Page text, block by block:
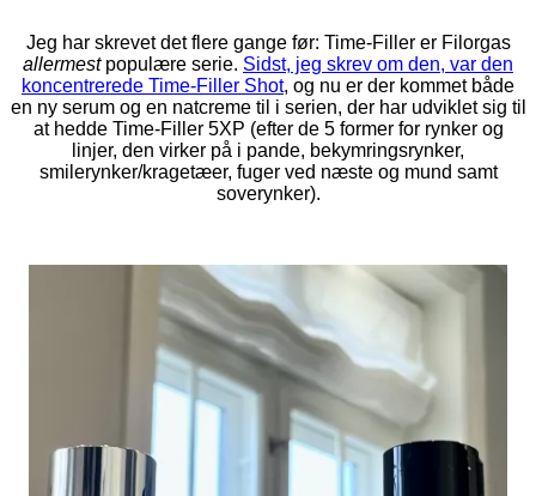
Jeg har skrevet det flere gange før: Time-Filler er Filorgas
allermestpopulære serie. Sidst, jeg skrev om den, var den
koncentrerede Time-Filler Shot, og nu er der kommet både
en ny serum og en natcreme til i serien, der har udviklet sig til
at hedde Time-Filler 5XP (efter de 5 former for rynker og
linjer, den virker på i pande, bekymringsrynker,
smilerynker/kragetæer, fuger ved næste og mund samt
soverynker).